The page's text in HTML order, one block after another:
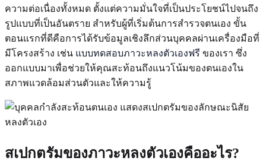
ความต่อเนื่องทั้งหมด ตั้งแต่ความมั่นใจที่เป็นประโยชน์ไปจนถึง
รูปแบบที่เป็นอันตราย สำหรับผู้ที่เริ่มต้นการสำรวจตนเอง ขั้น
ตอนแรกที่ดีคือการได้รับข้อมูลเชิงลึกส่วนบุคคลผ่านเครื่องมือที่
มีโครงสร้าง เช่น แบบทดสอบภาวะหลงตัวเองฟรี ของเรา ซึ่ง
ออกแบบมาเพื่อช่วยให้คุณสะท้อนถึงแนวโน้มของตนเองใน
สภาพแวดล้อมส่วนตัวและให้ความรู้
สเปกตรัมของภาวะหลงตัวเองคืออะไร?